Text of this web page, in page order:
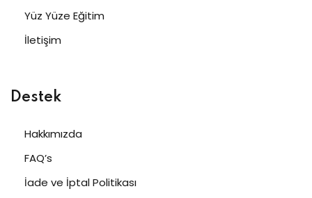
Yüz Yüze Eğitim
İletişim
Destek
Hakkımızda
FAQ’s
İade ve İptal Politikası